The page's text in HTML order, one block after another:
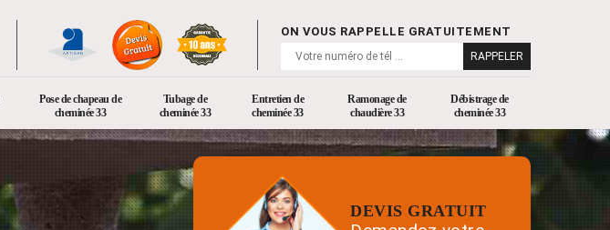
ON VOUS RAPPELLE GRATUITEMENT
Pose de chapeau de
cheminée 33
Tubage de
cheminée 33
Entretien de
cheminée 33
Ramonage de
chaudière 33
Débistrage de
cheminée 33
DEVIS GRATUIT